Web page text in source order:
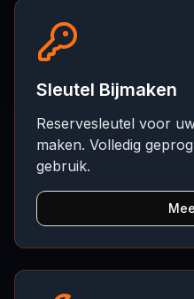
Sleutel Bijmaken
Reservesleutel voor
maken. Volledig
gebruik.